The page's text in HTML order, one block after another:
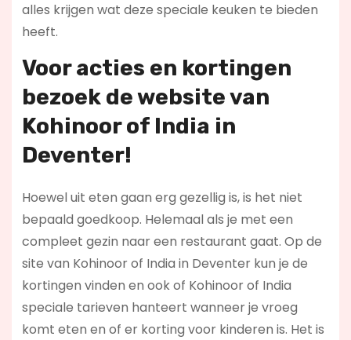
alles krijgen wat deze speciale keuken te bieden
heeft.
Voor acties en kortingen
bezoek de website van
Kohinoor of India in
Deventer!
Hoewel uit eten gaan erg gezellig is, is het niet
bepaald goedkoop. Helemaal als je met een
compleet gezin naar een restaurant gaat. Op de
site van Kohinoor of India in Deventer kun je de
kortingen vinden en ook of Kohinoor of India
speciale tarieven hanteert wanneer je vroeg
komt eten en of er korting voor kinderen is. Het is